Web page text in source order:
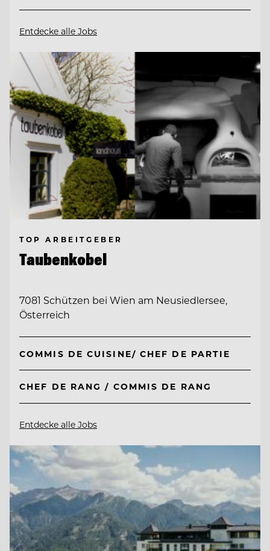
Entdecke alle Jobs
TOP ARBEITGEBER
Taubenkobel
7081 Schützen bei Wien am Neusiedlersee,
Österreich
COMMIS DE CUISINE/ CHEF DE PARTIE
CHEF DE RANG / COMMIS DE RANG
Entdecke alle Jobs